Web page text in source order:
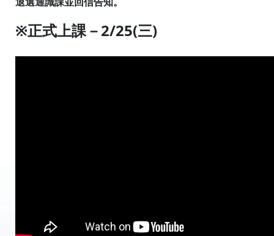
退選通識課並回信告知。
※正式上課－2/25(三)